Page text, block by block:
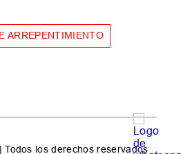
ARREPENTIMIENTO
los derechos reservados